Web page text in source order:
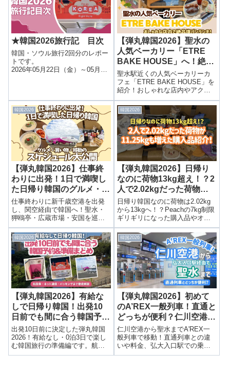
★韓国2026旅行記 目次
韓国・ソウル旅行2回分のレポー
トです。
2026年05月22日（金）～05月24
日（金） 【航空券】チェジュ航
空・JAL【ホテル】新羅ステイ麻
浦3泊
【弾丸韓国2026】聖水の
人気ベーカリー「ETRE
BAKE HOUSE」へ！絶品
塩パンランチ！
聖水駅近くの人気ベーカリーカ
フェ「ETRE BAKE HOUSE」を
紹介！おしゃれな店内やアクセ
ス、メニュー、実際に食べたチ
ョコ塩パンやソーセージロール
の感想をレポートします。
韓国2026
【弾丸韓国2026】仕事終
わりに出発！1日で満喫し
た日帰り韓国のグルメ・買
い物・移動のスケジュール
まとめ
仕事終わりに新千歳空港を出発
し、関空経由で韓国へ！聖水・
狎鴎亭・広蔵市場・安国を巡っ
た1泊3日の日帰り韓国旅行のタ
イムスケジュールを時系列で詳
しく紹介します。
韓国2026
【弾丸韓国2026】日帰り
なのに荷物13kg超え！？2
人で2.02kgだった荷物が
爆買いでギリギリになった
購入品紹介！
日帰り韓国なのに荷物は2.02kg
から13kgへ！？Peachの7kg制限
ギリギリになった購入品やオン
ライン免税店、オリーブヤン
グ、ロッテマートで買ったおす
すめ商品をまとめて紹介しま
す。
韓国2026
【弾丸韓国2026】有給な
しで日帰り韓国！出発10
日前でも間に合う韓国予約
＆準備まとめ｜航空券・ネ
ット通信・パッキングまで
徹底解説
出発10日前に決定した弾丸韓国
2026！有給なし・0泊3日で楽し
む韓国旅行の準備編です。航空
券やホテルの予約、通信環境、
韓国2026
【弾丸韓国2026】初めて
のA’REX一般列車！直通と
どっちが便利？仁川空港か
ら弘大入口駅経由で聖水へ
仁川空港から聖水までA'REX一
般列車で移動！直通列車との違
いや料金、弘大入口駅での乗り
換え方法、実際の所要時間を詳